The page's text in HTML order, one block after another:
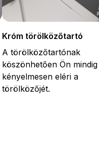
Króm törölközőtartó
A törölközőtartónak
köszönhetően Ön mindig
kényelmesen eléri a
törölközőjét.